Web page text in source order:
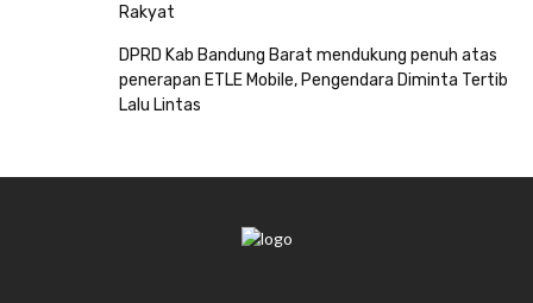
Rakyat
DPRD Kab Bandung Barat mendukung penuh atas
penerapan ETLE Mobile, Pengendara Diminta Tertib
Lalu Lintas